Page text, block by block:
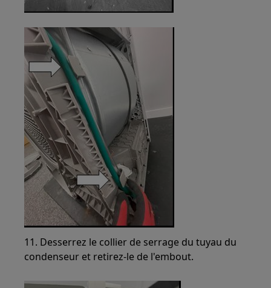
11. Desserrez le collier de serrage du tuyau du
condenseur et retirez-le de l'embout.